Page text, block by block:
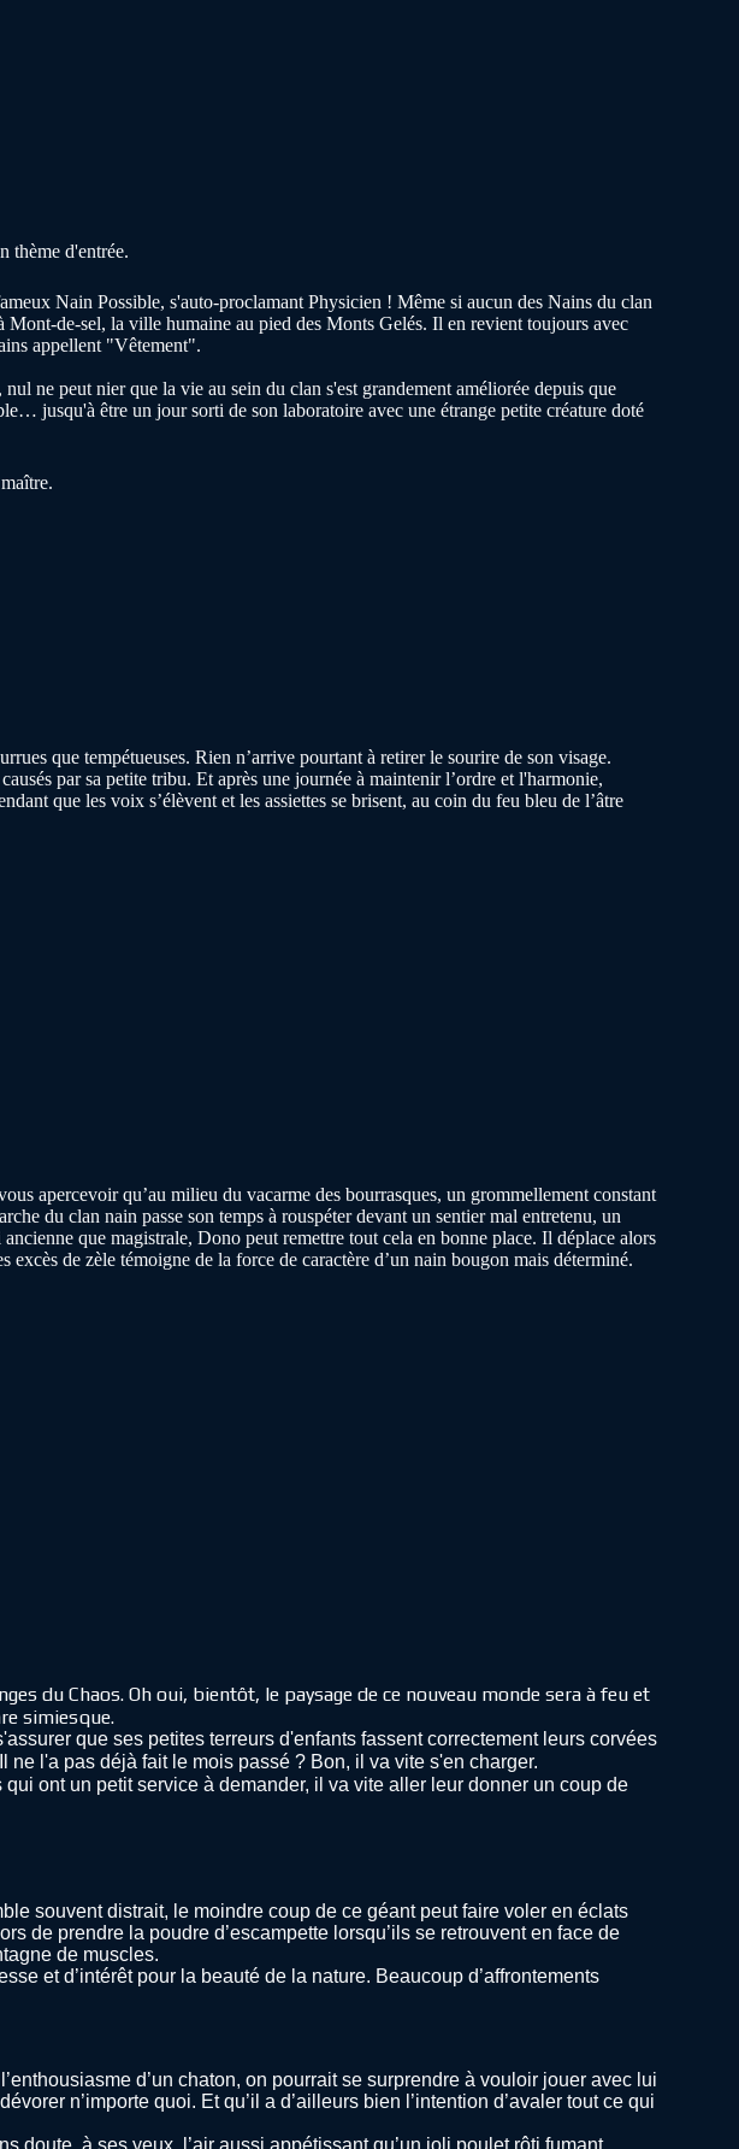
thème d'entrée.
Nain Possible, s'auto-proclamant Physicien ! Même si aucun des Nains du clan
de-sel, la ville humaine au pied des Monts Gelés. Il en revient toujours avec
appellent "Vêtement".
ne peut nier que la vie au sein du clan s'est grandement améliorée depuis que
jusqu'à être un jour sorti de son laboratoire avec une étrange petite créature doté
que tempétueuses. Rien n’arrive pourtant à retirer le sourire de son visage.
par sa petite tribu. Et après une journée à maintenir l’ordre et l'harmonie,
que les voix s’élèvent et les assiettes se brisent, au coin du feu bleu de l’âtre
apercevoir qu’au milieu du vacarme des bourrasques, un grommellement constant
du clan nain passe son temps à rouspéter devant un sentier mal entretenu, un
que magistrale, Dono peut remettre tout cela en bonne place. Il déplace alors
de zèle témoigne de la force de caractère d’un nain bougon mais déterminé.
du Chaos. Oh oui, bientôt, le paysage de ce nouveau monde sera à feu et
simiesque.
que ses petites terreurs d'enfants fassent correctement leurs corvées
l'a pas déjà fait le mois passé ? Bon, il va vite s'en charger.
ont un petit service à demander, il va vite aller leur donner un coup de
souvent distrait, le moindre coup de ce géant peut faire voler en éclats
de prendre la poudre d’escampette lorsqu’ils se retrouvent en face de
de muscles.
et d’intérêt pour la beauté de la nature. Beaucoup d’affrontements
d’un chaton, on pourrait se surprendre à vouloir jouer avec lui
n’importe quoi. Et qu’il a d’ailleurs bien l’intention d’avaler tout ce qui